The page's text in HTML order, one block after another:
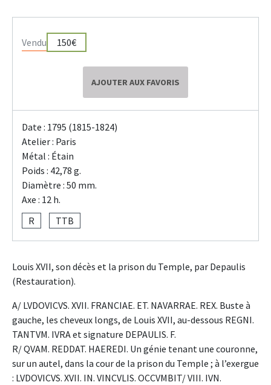
Vendu 150€
AJOUTER AUX FAVORIS
Date : 1795 (1815-1824)
Atelier : Paris
Métal : Étain
Poids : 42,78 g.
Diamètre : 50 mm.
Axe : 12 h.
R
TTB
Louis XVII, son décès et la prison du Temple, par Depaulis
(Restauration).
A/ LVDOVICVS. XVII. FRANCIAE. ET. NAVARRAE. REX. Buste à
gauche, les cheveux longs, de Louis XVII, au-dessous REGNI.
TANTVM. IVRA et signature DEPAULIS. F.
R/ QVAM. REDDAT. HAEREDI. Un génie tenant une couronne,
sur un autel, dans la cour de la prison du Temple ; à l’exergue
: LVDOVICVS. XVII. IN. VINCVLIS. OCCVMBIT/ VIII. IVN.